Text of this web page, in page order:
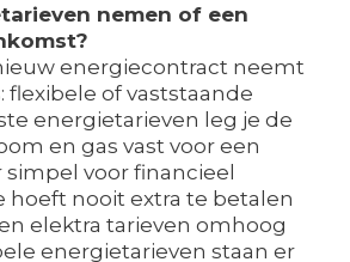
nemen of een
energiecontract neemt
flexibele of vaststaande
energietarieven leg je de
en gas vast voor een
simpel voor financieel
hoeft nooit extra te betalen
elektra tarieven omhoog
energietarieven staan er